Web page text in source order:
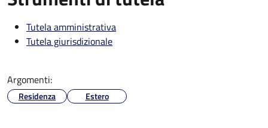
Tutela amministrativa
Tutela giurisdizionale
Argomenti:
Residenza Estero